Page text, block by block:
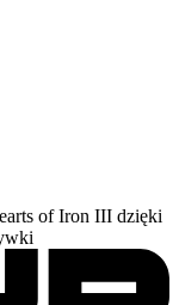
of Iron III dzięki